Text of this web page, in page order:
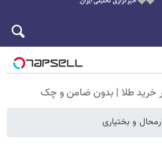
و بختیاری